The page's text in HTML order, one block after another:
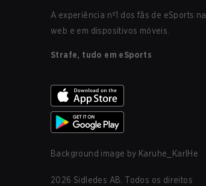
A experiência nº1 dos fãs de eSports na
web e em dispositivos móveis.
Strafe, tudo em eSports
Background image by Karuhe_KarlHe
2026 Sidledes AB. Todos os direitos